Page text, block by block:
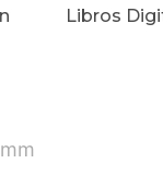
Libros